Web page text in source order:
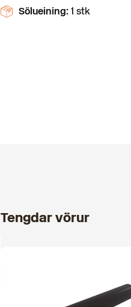
Sölueining: 1 stk
Tengdar vörur